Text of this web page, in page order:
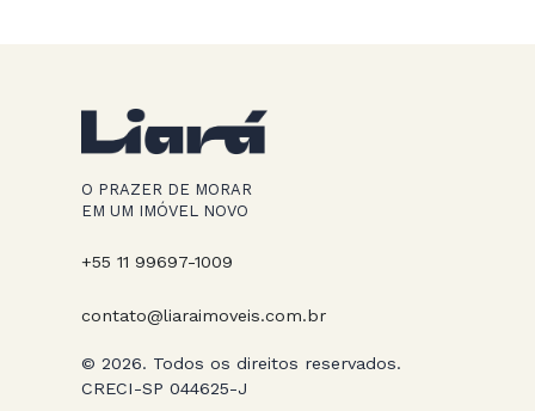
O PRAZER DE MORAR
EM UM IMÓVEL NOVO
+55 11 99697-1009
contato@liaraimoveis.com.br
© 2026. Todos os direitos reservados.
CRECI-SP 044625-J